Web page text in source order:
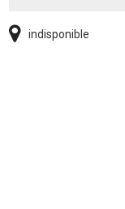
indisponible